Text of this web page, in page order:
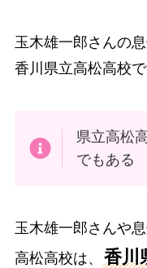
玉木雄一郎さんの
香川県立高松高校で
県立高松
でもある
玉木雄一郎さんや
高松高校は、
香川